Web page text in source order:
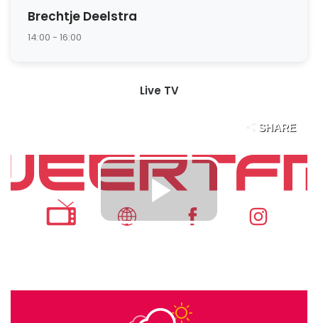
Brechtje Deelstra
14:00 - 16:00
Live TV